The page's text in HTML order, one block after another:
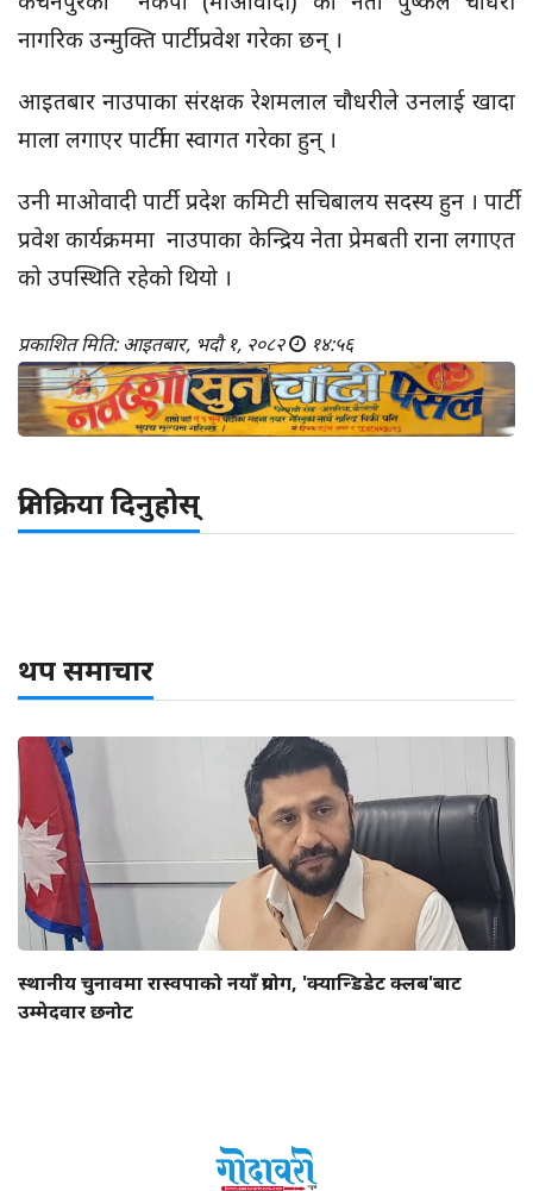
नागरिक उन्मुक्ति पार्टी प्रवेश गरेका छन् ।
आइतबार नाउपाका संरक्षक रेशमलाल चौधरीले उनलाई खादा
माला लगाएर पार्टीमा स्वागत गरेका हुन् ।
उनी माओवादी पार्टी प्रदेश कमिटी सचिबालय सदस्य हुन । पार्टी
प्रवेश कार्यक्रममा नाउपाका केन्द्रिय नेता प्रेमबती राना लगाएत
को उपस्थिति रहेको थियो ।
प्रकाशित मिति: आइतबार, भदौ १, २०८२ १४:५६
प्रतिक्रिया दिनुहोस्
थप समाचार
स्थानीय चुनावमा रास्वपाको नयाँ प्रयोग, 'क्यान्डिडेट क्लब'बाट
उम्मेदवार छनोट